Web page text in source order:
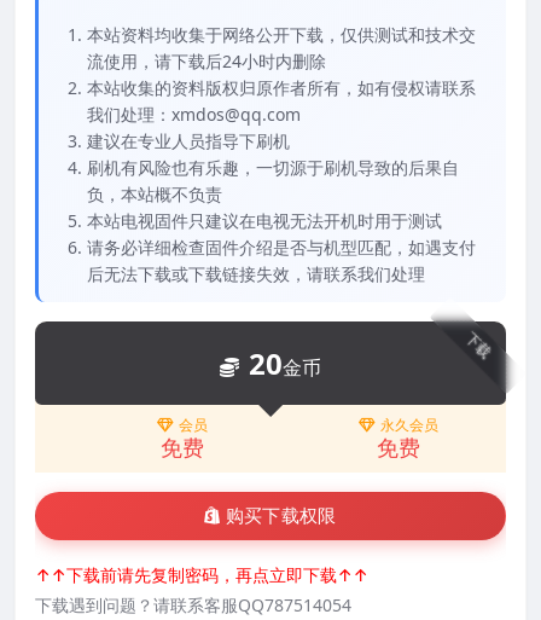
本站资料均收集于网络公开下载，仅供测试和技术交
流使用，请下载后24小时内删除
本站收集的资料版权归原作者所有，如有侵权请联系
我们处理：xmdos@qq.com
建议在专业人员指导下刷机
刷机有风险也有乐趣，一切源于刷机导致的后果自
负，本站概不负责
本站电视固件只建议在电视无法开机时用于测试
请务必详细检查固件介绍是否与机型匹配，如遇支付
后无法下载或下载链接失效，请联系我们处理
下载
20金币
会员
免费
永久会员
免费
购买下载权限
↑↑下载前请先复制密码，再点立即下载↑↑
下载遇到问题？请联系客服QQ787514054